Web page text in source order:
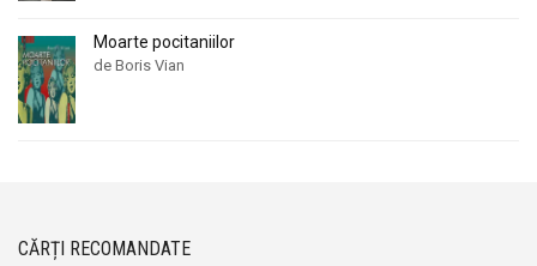
Moarte pocitaniilor
de Boris Vian
CĂRȚI RECOMANDATE